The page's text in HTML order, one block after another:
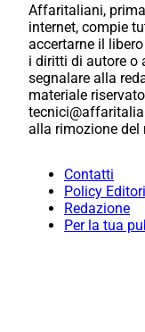
Affaritaliani,
internet, compie
accertarne il
i diritti di autore o
segnalare alla
materiale
alla rimozione del
Contatti
Policy
Redazione
Per la tua